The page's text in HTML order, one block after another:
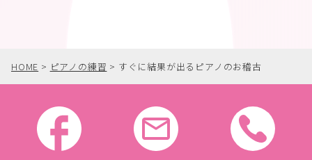
HOME > ピアノの練習 > すぐに結果が出るピアノのお稽古